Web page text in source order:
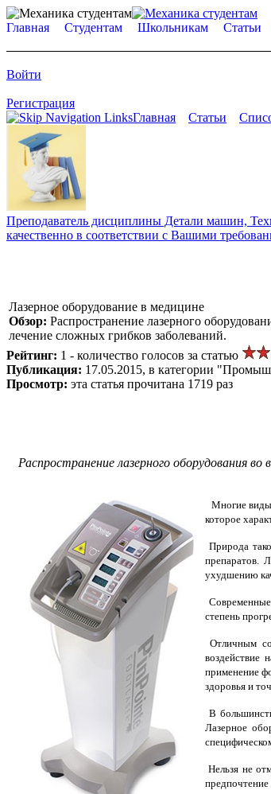
Главная Студентам Школьникам Статьи
Войти
Регистрация
Главная
Статьи
Преподаватель дисциплины Детали машин,
качественно в соответствии с Вашими
Лазерное оборудование в медицине
Обзор: Распространение лазерного
лечение сложных грибков заболеваний.
Рейтинг: 1 - количество голосов за статью
Публикация: 17.05.2015, в категории
Просмотр: эта статья прочитана 1719 раз
Распространение лазерного оборудования
Многие
которое
Природа
препаратов.
ухудшению
степень
Отличным
воздействие
применение
здоровья и
В
Лазерное
Нельзя не
предпочтение